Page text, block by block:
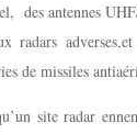
des antennes
radars
de missiles
site radar